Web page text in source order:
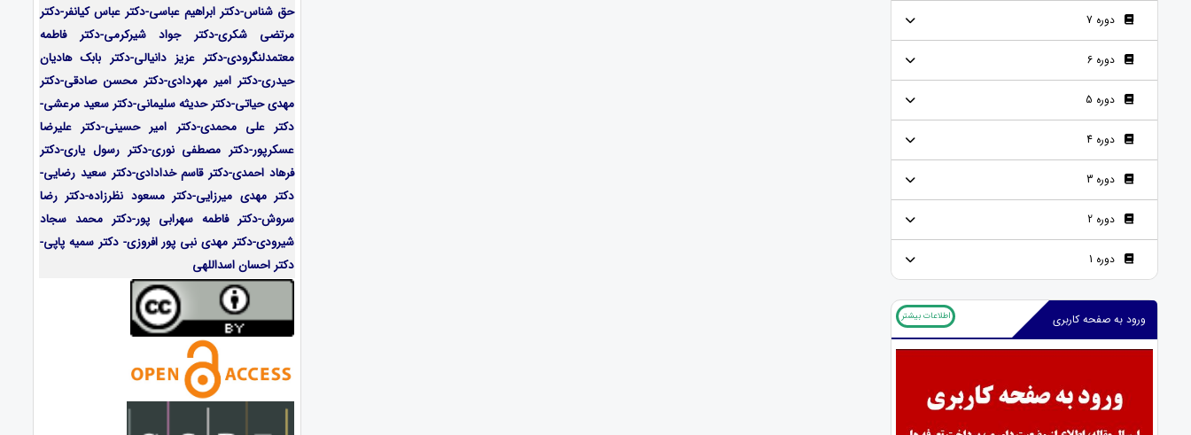
دوره 7
دوره 6
دوره 5
دوره 4
دوره 3
دوره 2
دوره 1
ورود به صفحه کاربری اطلاعات بیشتر
حق شناس-دکتر ابراهیم عباسی-دکتر عباس کیانفر-دکتر
مرتضی شکری-دکتر جواد شیرکرمی-دکتر فاطمه
معتمدلنگرودی-دکتر عزیز دانیالی-دکتر بابک هادیان
حیدری-دکتر امیر مهردادی-دکتر محسن صادقی-دکتر
مهدی حیاتی-دکتر حدیثه سلیمانی-دکتر سعید مرعشی-
دکتر علی محمدی-دکتر امیر حسینی-دکتر علیرضا
عسکرپور-دکتر مصطفی نوری-دکتر رسول یاری-دکتر
فرهاد احمدی-دکتر قاسم خدادادی-دکتر سعید رضایی-
دکتر مهدی میرزایی-دکتر مسعود نظرزاده-دکتر رضا
سروش-دکتر فاطمه سهرابی پور-دکتر محمد سجاد
شیرودی-دکتر مهدی نبی پور افروزی- دکتر سمیه پاپی-
دکتر احسان اسداللهی